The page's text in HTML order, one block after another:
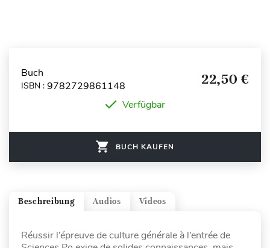
Buch
ISBN : 9782729861148 22,50 €
Verfügbar
BUCH KAUFEN
Videos
Audios
Beschreibung
Réussir l’épreuve de culture générale à l’entrée de